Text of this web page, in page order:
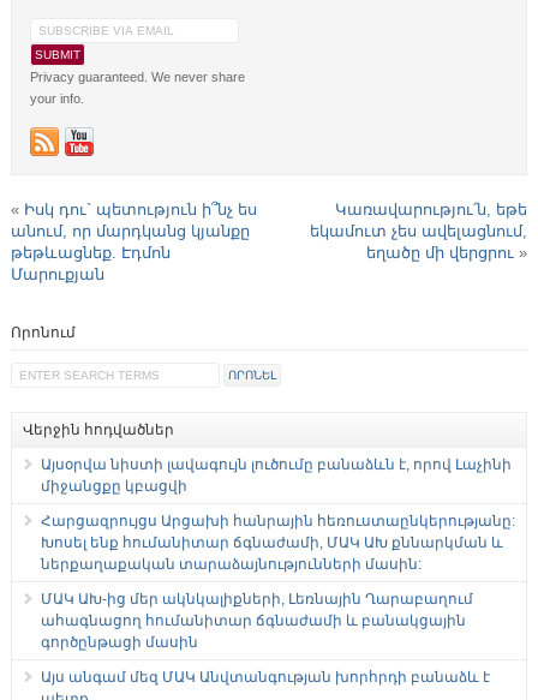
Privacy guaranteed. We never share
your info.
« Իսկ դու` պետություն ի՞նչ ես
անում, որ մարդկանց կյանքը
թեթևացնեք. Էդմոն
Մարուքյան
Կառավարությու՛ն, եթե
եկամուտ չես ավելացնում,
եղածը մի վերցրու »
Որոնում
Վերջին հոդվածներ
Այսօրվա նիստի լավագույն լուծումը բանաձևն է, որով Լաչինի
միջանցքը կբացվի
Հարցազրույցս Արցախի հանրային հեռուստաընկերությանը:
Խոսել ենք հումանիտար ճգնաժամի, ՄԱԿ ԱԽ քննարկման և
ներքաղաքական տարաձայնությունների մասին:
ՄԱԿ ԱԽ-ից մեր ակնկալիքների, Լեռնային Ղարաբաղում
ահագնացող հումանիտար ճգնաժամի և բանակցային
գործընթացի մասին
Այս անգամ մեզ ՄԱԿ Անվտանգության խորհրդի բանաձև է